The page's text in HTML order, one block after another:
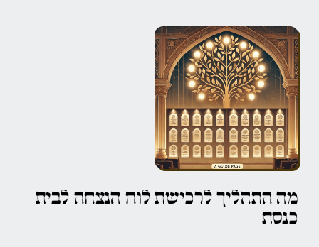
מה התהליך לרכישת לוח הנצחה לבית
כנסת